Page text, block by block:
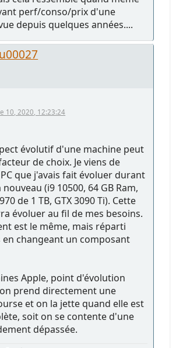
perf/conso/prix d'une
depuis quelques années....
10, 2020, 12:23:24
évolutif d'une machine peut
de choix. Je viens de
que j'avais fait évoluer durant
(i9 10500, 64 GB Ram,
de 1 TB, GTX 3090 Ti). Cette
évoluer au fil de mes besoins.
est le même, mais réparti
en changeant un composant
Apple, point d'évolution
prend directement une
et on la jette quand elle est
soit on se contente d'une
dépassée.